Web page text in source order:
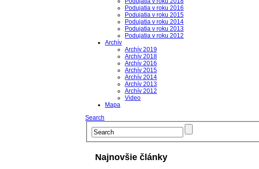
Podujatia v roku 2016
Podujatia v roku 2015
Podujatia v roku 2014
Podujatia v roku 2013
Podujatia v roku 2012
Archív
Archív 2019
Archív 2018
Archív 2016
Archív 2015
Archív 2014
Archív 2013
Archív 2012
Video
Mapa
Search
Najnovšie články